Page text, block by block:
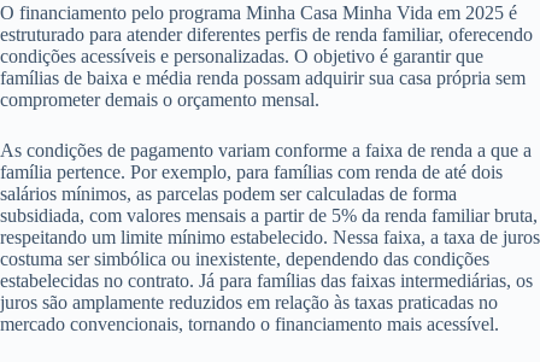
O financiamento pelo programa Minha Casa Minha Vida em 2025 é
estruturado para atender diferentes perfis de renda familiar, oferecendo
condições acessíveis e personalizadas. O objetivo é garantir que
famílias de baixa e média renda possam adquirir sua casa própria sem
comprometer demais o orçamento mensal.
As condições de pagamento variam conforme a faixa de renda a que a
família pertence. Por exemplo, para famílias com renda de até dois
salários mínimos, as parcelas podem ser calculadas de forma
subsidiada, com valores mensais a partir de 5% da renda familiar bruta,
respeitando um limite mínimo estabelecido. Nessa faixa, a taxa de juros
costuma ser simbólica ou inexistente, dependendo das condições
estabelecidas no contrato. Já para famílias das faixas intermediárias, os
juros são amplamente reduzidos em relação às taxas praticadas no
mercado convencionais, tornando o financiamento mais acessível.